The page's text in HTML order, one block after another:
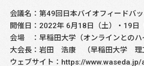
会議名：第49回日本バイオフィードバ
開催日：2022年 6月18日（土）・19日
会場 ：早稲田大学（オンラインとのハ
大会長：岩田 浩康 （早稲田大学 理
ウェブサイト：https://